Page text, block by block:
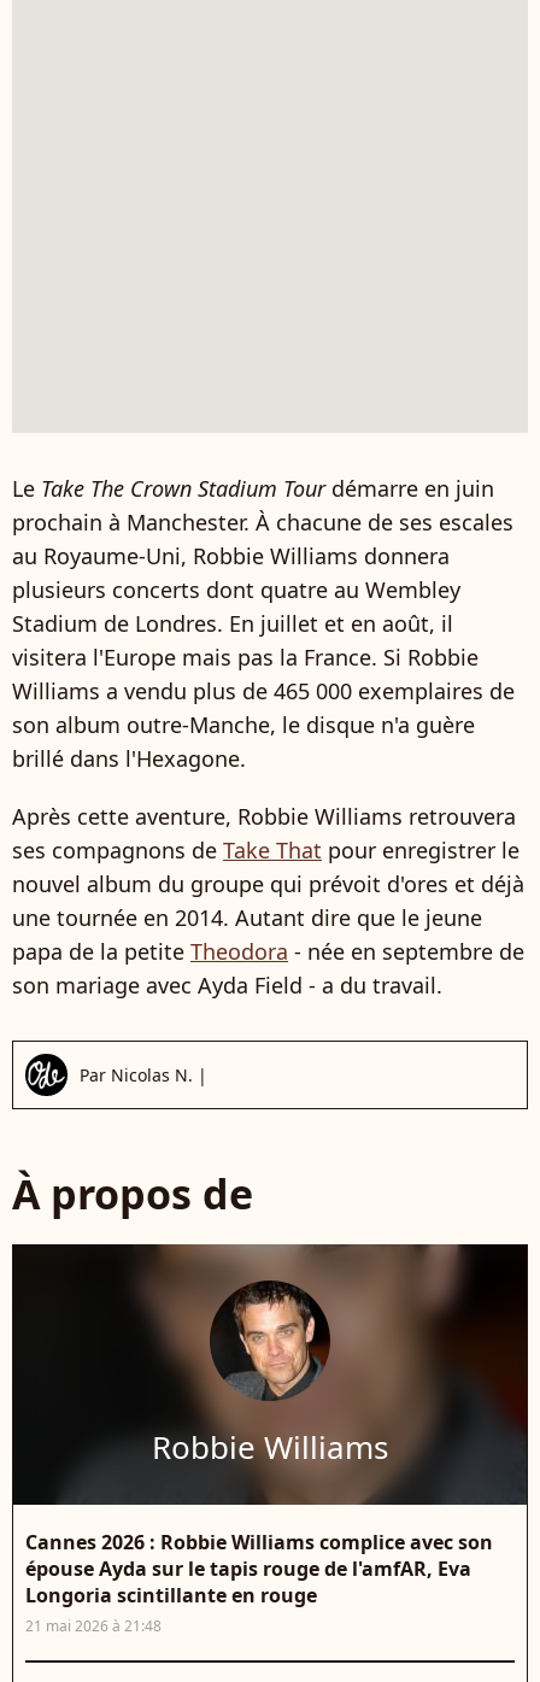
Le Take The Crown Stadium Tourdémarre en juin
prochain à Manchester. À chacune de ses escales
au Royaume-Uni, Robbie Williams donnera
plusieurs concerts dont quatre au Wembley
Stadium de Londres. En juillet et en août, il
visitera l'Europe mais pas la France. Si Robbie
Williams a vendu plus de 465 000 exemplaires de
son album outre-Manche, le disque n'a guère
brillé dans l'Hexagone.
Après cette aventure, Robbie Williams retrouvera
ses compagnons de Take That pour enregistrer le
nouvel album du groupe qui prévoit d'ores et déjà
une tournée en 2014. Autant dire que le jeune
papa de la petite Theodora - née en septembre de
son mariage avec Ayda Field - a du travail.
Par Nicolas N. |
À propos de
Robbie Williams
Cannes 2026 : Robbie Williams complice avec son
épouse Ayda sur le tapis rouge de l'amfAR, Eva
Longoria scintillante en rouge
21 mai 2026 à 21:48